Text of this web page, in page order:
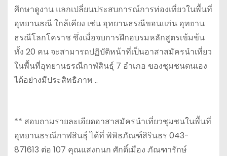
ศึกษาดูงาน แลกเปลี่ยนประสบการณ์การท่องเที่ยวในพื้นที่
อุทยานธณี ใกล้เคียง เช่น อุทยานธรณีขอนแก่น อุทยาน
ธรณีโลกโคราช ซึ่งเมื่อจบการฝึกอบรมหลักสูตรเข้มข้น
ทั้ง 20 คน จะสามารถปฏิบัติหน้าที่เป็นอาสาสมัครนำเที่ยว
ในพื้นที่อุทยานธรณีกาฬสินธุ์ 7 อำเภอ ของชุมชนตนเอง
ได้อย่างมีประสิทธิภาพ ..
** สอบถามรายละเอียดอาสาสมัครนำเที่ยวชุมชนในพื้นที่
อุทยานธรณีกาฬสินธุ์ ได้ที่ พิพิธภัณฑ์สิรินธร 043-
871613 ต่อ 107 คุณแสงกนก ศักดิ์เมือง ภัณฑารักษ์